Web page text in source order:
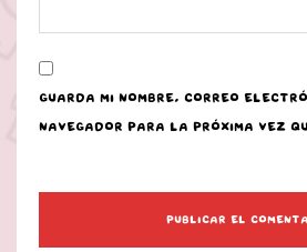
Guarda mi nombre, correo
navegador para la próxima vez